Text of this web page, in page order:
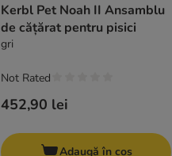
Kerbl Pet Noah II Ansamblu
de cățărat pentru pisici
gri
452,90 lei
Not Rated
Adaugă în coș